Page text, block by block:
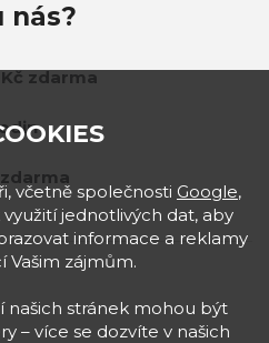
nás?
zdarma
včetně společnosti Google,
jednotlivých dat, aby
informace a reklamy
Vašim zájmům.
stránek mohou být
– více se dozvíte v našich